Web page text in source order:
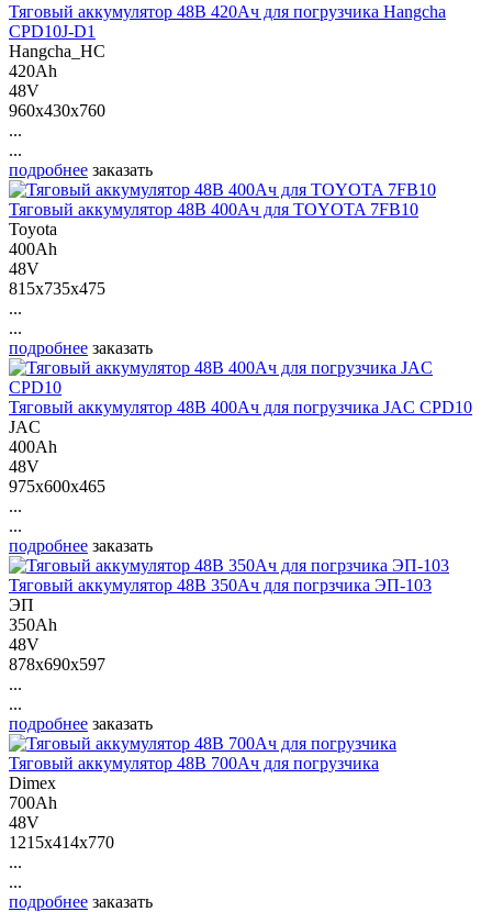
Тяговый аккумулятор 48В 420Ач для погрузчика Hangcha
CPD10J-D1
Hangcha_HC
420Ah
48V
960x430x760
...
...
подробнее заказать
Тяговый аккумулятор 48В 400Ач для TOYOTA 7FB10
Toyota
400Ah
48V
815x735x475
...
...
подробнее заказать
Тяговый аккумулятор 48В 400Ач для погрузчика JAC CPD10
JAC
400Ah
48V
975x600x465
...
...
подробнее заказать
Тяговый аккумулятор 48В 350Ач для погрзчика ЭП-103
ЭП
350Ah
48V
878x690x597
...
...
подробнее заказать
Тяговый аккумулятор 48В 700Ач для погрузчика
Dimex
700Ah
48V
1215x414x770
...
...
подробнее заказать